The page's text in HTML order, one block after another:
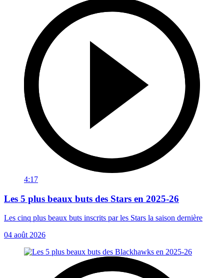
4:17
Les 5 plus beaux buts des Stars en 2025-26
Les cinq plus beaux buts inscrits par les Stars la saison dernière
04 août 2026